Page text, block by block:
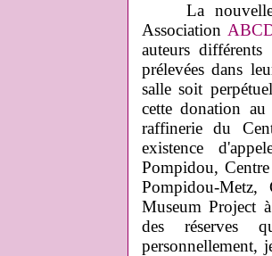
La
Association
auteurs
prélevées dans
salle soit
cette donation
raffinerie du
existence
Pompidou,
Pompidou-
Museum Project
des réserves